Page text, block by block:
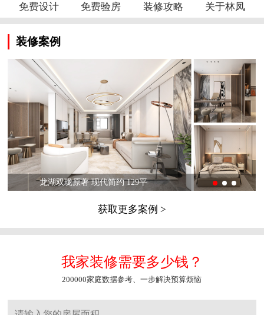
免费设计 免费验房 装修攻略 关于林凤
装修案例
龙湖双珑原著 现代简约 129平
获取更多案例 >
我家装修需要多少钱？
200000家庭数据参考、一步解决预算烦恼